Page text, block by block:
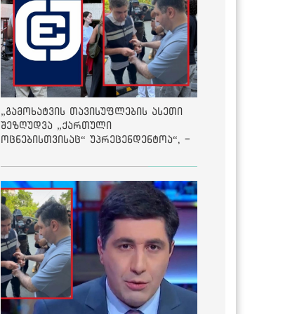
„გამოხატვის თავისუფლების ასეთი
შეზღუდვა „ქართული
ოცნებისთვისაც“ უპრეცენდენტოა“, -